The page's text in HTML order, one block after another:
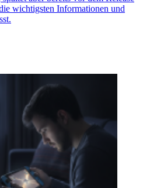
wichtigsten Informationen und